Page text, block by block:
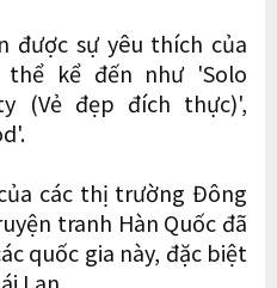
được sự yêu thích của
kể đến như 'Solo
(Vẻ đẹp đích thực)',
các thị trường Đông
tranh Hàn Quốc đã
quốc gia này, đặc biệt
Lan.